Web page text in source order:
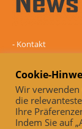
- Kontakt
Datenschutz
-Impressum
Online und
Auch, wenn
Cookie-
Wir verwenden
die
Ihre
Indem Sie auf